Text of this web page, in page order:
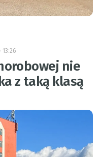
13:26
nie
z taką klasą